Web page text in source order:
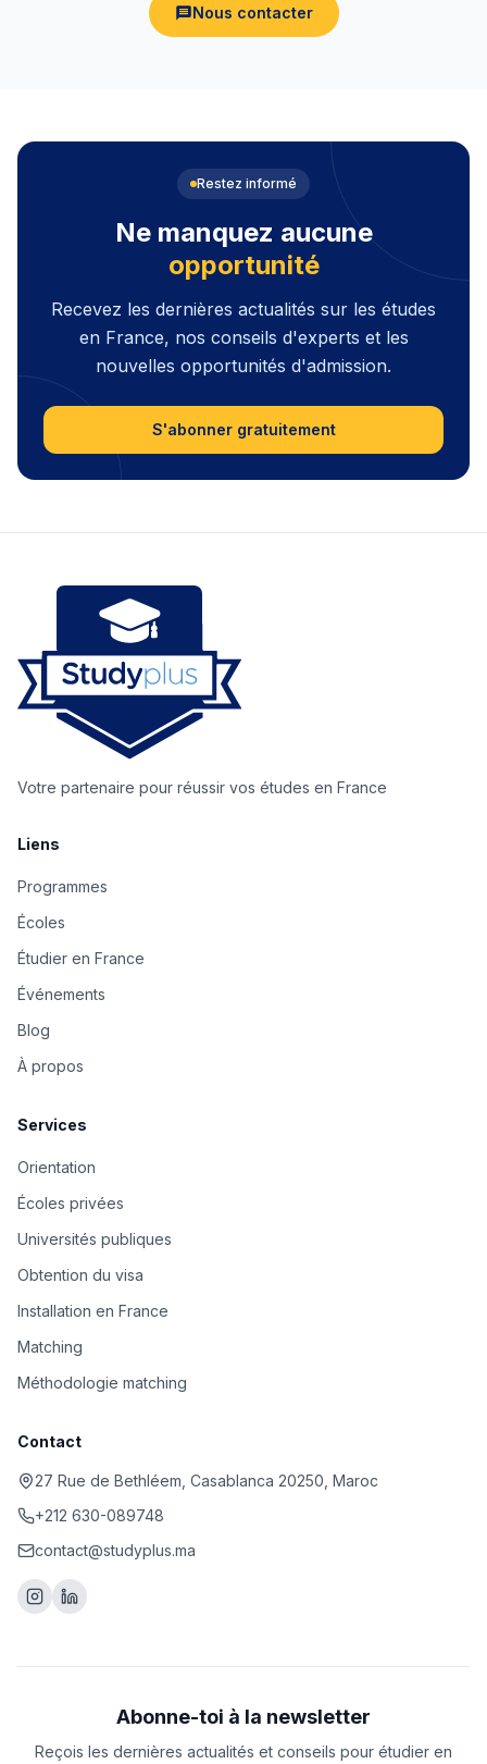
Nous contacter
Restez informé
Ne manquez aucune
opportunité
Recevez les dernières actualités sur les études
en France, nos conseils d'experts et les
nouvelles opportunités d'admission.
S'abonner gratuitement
Votre partenaire pour réussir vos études en France
Liens
Programmes
Écoles
Étudier en France
Événements
Blog
À propos
Services
Orientation
Écoles privées
Universités publiques
Obtention du visa
Installation en France
Matching
Méthodologie matching
Contact
27 Rue de Bethléem, Casablanca 20250, Maroc
+212 630-089748
contact@studyplus.ma
Abonne-toi à la newsletter
Reçois les dernières actualités et conseils pour étudier en